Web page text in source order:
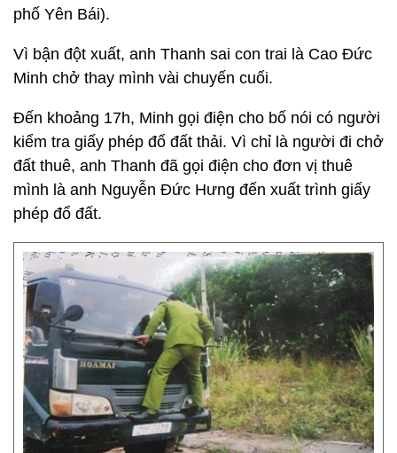
phố Yên Bái).
Vì bận đột xuất, anh Thanh sai con trai là Cao Đức
Minh chở thay mình vài chuyến cuối.
Đến khoảng 17h, Minh gọi điện cho bố nói có người
kiểm tra giấy phép đổ đất thải. Vì chỉ là người đi chở
đất thuê, anh Thanh đã gọi điện cho đơn vị thuê
mình là anh Nguyễn Đức Hưng đến xuất trình giấy
phép đổ đất.